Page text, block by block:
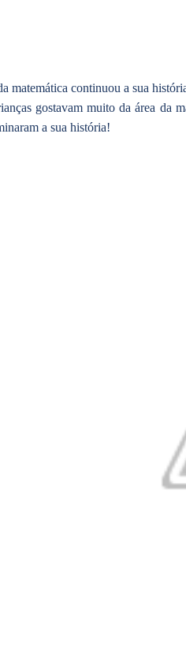
matemática continuou a sua
gostavam muito da área da
a sua história!